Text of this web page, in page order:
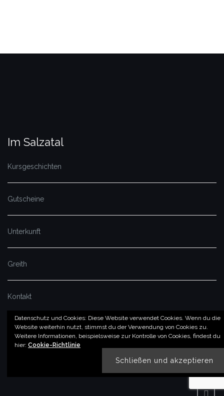
Datenschutz und Cookies: Diese Website verwendet Cookies. Wenn du die
Website weiterhin nutzt, stimmst du der Verwendung von Cookies zu.
Weitere Informationen, beispielsweise zur Kontrolle von Cookies, findest du
hier: Cookie-Richtlinie
Im Salzatal
Kursgeschichten
Gutscheine
Unterkunft
Greith
Kontakt
Impressum & AGBs & Datenschutzerklärung
WordPress